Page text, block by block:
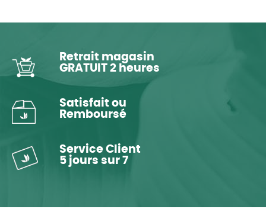
Retrait magasin
GRATUIT 2 heures
Satisfait ou
Remboursé
Service Client
5 jours sur 7